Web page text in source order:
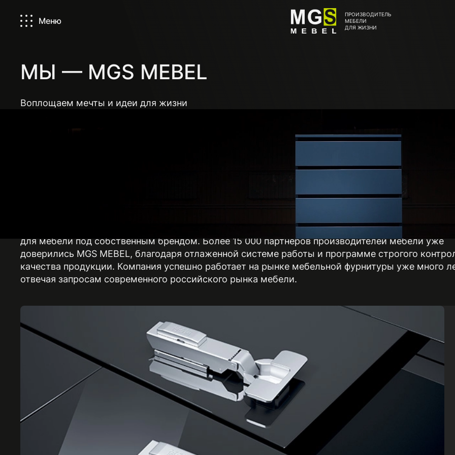
Меню
ПРОИЗВОДИТЕЛЬ
МЕБЕЛИ
ДЛЯ ЖИЗНИ
МЫ — MGS MEBEL
Воплощаем мечты и идеи для жизни
Компания MGS MEBEL предоставляет широкий ассортимент качественной фурнитуры и
для мебели под собственным брендом. Более 15 000 партнёров производителей мебели уже
доверились MGS MEBEL, благодаря отлаженной системе работы и программе строгого
качества продукции. Компания успешно работает на рынке мебельной фурнитуры уже много
отвечая запросам современного российского рынка мебели.